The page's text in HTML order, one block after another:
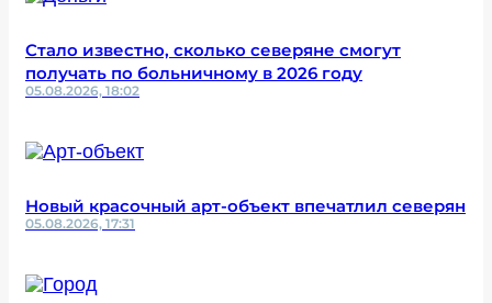
Стало известно, сколько северяне смогут
получать по больничному в 2026 году
05.08.2026, 18:02
Новый красочный арт-объект впечатлил северян
05.08.2026, 17:31